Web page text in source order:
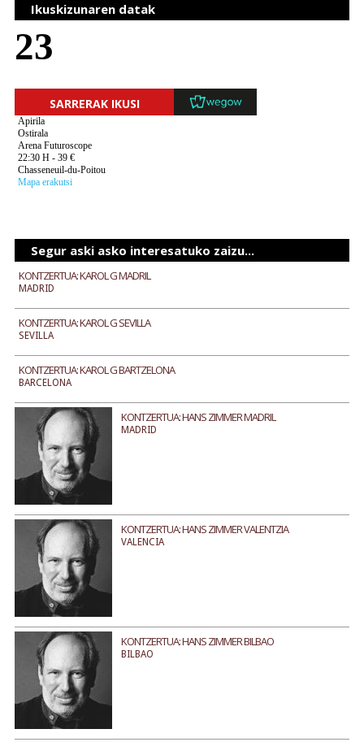
Ikuskizunaren datak
23
SARRERAK IKUSI
Apirila
Ostirala
Arena Futuroscope
22:30 H - 39 €
Chasseneuil-du-Poitou
Mapa erakutsi
Segur aski asko interesatuko zaizu...
KONTZERTUA: KAROL G MADRIL
MADRID
KONTZERTUA: KAROL G SEVILLA
SEVILLA
KONTZERTUA: KAROL G BARTZELONA
BARCELONA
KONTZERTUA: HANS ZIMMER MADRIL
MADRID
KONTZERTUA: HANS ZIMMER VALENTZIA
VALENCIA
KONTZERTUA: HANS ZIMMER BILBAO
BILBAO